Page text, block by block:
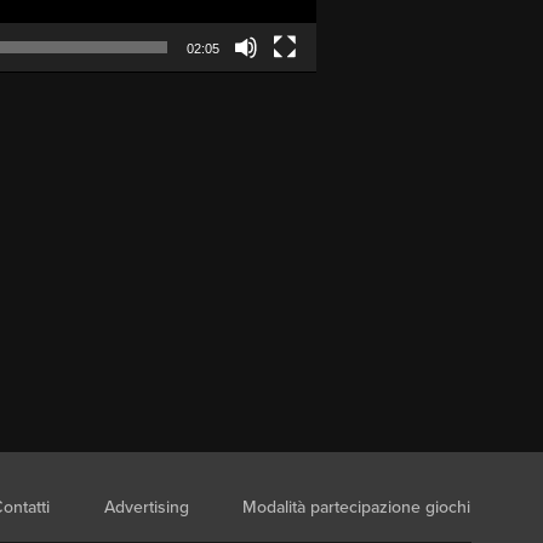
02:05
Advertising Modalità partecipazione giochi